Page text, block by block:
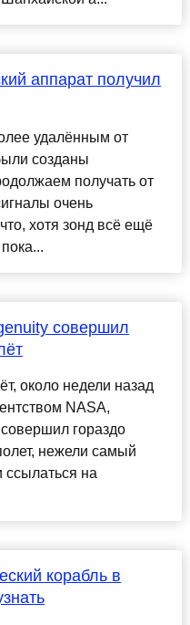
аппарат получил
удалённым от
созданы
получать от
очень
хотя зонд всё ещё
совершил
около недели назад
NASA,
гораздо
нежели самый
на
корабль в